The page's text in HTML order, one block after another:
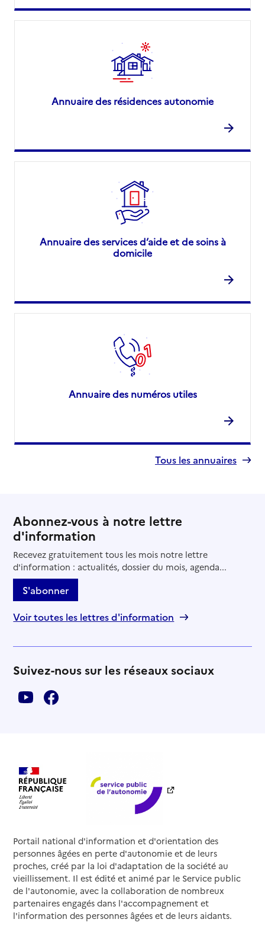
Annuaire des résidences autonomie
Annuaire des services d’aide et de soins à
domicile
Annuaire des numéros utiles
Tous les annuaires
Abonnez-vous à notre lettre
d'information
Recevez gratuitement tous les mois notre lettre
d'information : actualités, dossier du mois, agenda...
S'abonner
Voir toutes les lettres d'information
Suivez-nous sur les réseaux sociaux
Portail national d'information et d'orientation des
personnes âgées en perte d'autonomie et de leurs
proches, créé par la loi d'adaptation de la société au
vieillissement. Il est édité et animé par le Service public
de l'autonomie, avec la collaboration de nombreux
partenaires engagés dans l'accompagnement et
l'information des personnes âgées et de leurs aidants.